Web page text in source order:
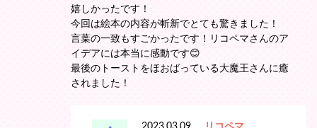
嬉しかったです！
今回は絵本の内容が斬新でとても驚きました！
言葉の一致もすごかったです！リコペマさんのア
イデアには本当に感動です😊
最後のトーストをほおばっている大魔王さんに癒
されました！